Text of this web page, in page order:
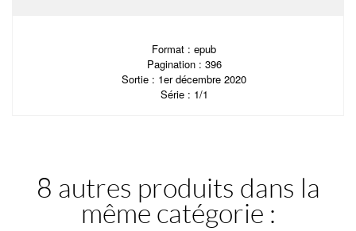
Format : epub
Pagination : 396
Sortie : 1er décembre 2020
Série : 1/1
8 autres produits dans la
même catégorie :